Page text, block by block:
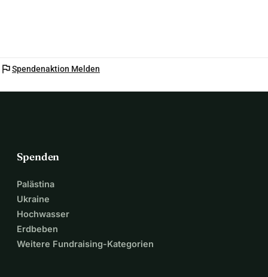
flagSpendenaktion Melden
Spenden
Palästina
Ukraine
Hochwasser
Erdbeben
Weitere Fundraising-Kategorien